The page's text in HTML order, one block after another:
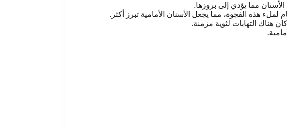
مما يؤدي إلى بروزها.
هذه الفجوة، مما يجعل الأسنان الأمامية تبرز أكثر.
هناك التهابات لثوية مزمنة.